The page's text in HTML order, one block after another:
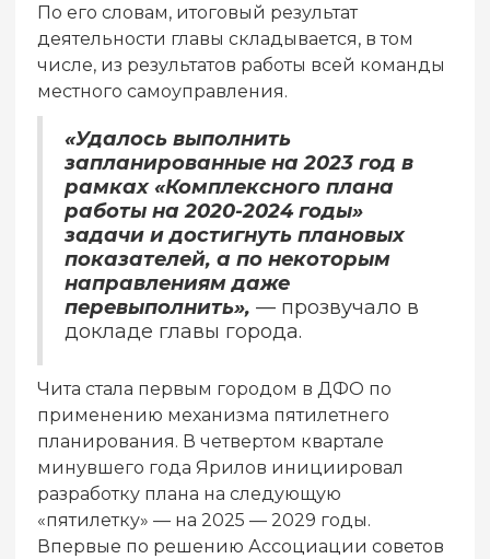
По его словам, итоговый результат
деятельности главы складывается, в том
числе, из результатов работы всей команды
местного самоуправления.
«Удалось выполнить
запланированные на 2023 год в
рамках «Комплексного плана
работы на 2020-2024 годы»
задачи и достигнуть плановых
показателей, а по некоторым
направлениям даже
перевыполнить», — прозвучало в
докладе главы города.
Чита стала первым городом в ДФО по
применению механизма пятилетнего
планирования. В четвертом квартале
минувшего года Ярилов инициировал
разработку плана на следующую
«пятилетку» — на 2025 — 2029 годы.
Впервые по решению Ассоциации советов